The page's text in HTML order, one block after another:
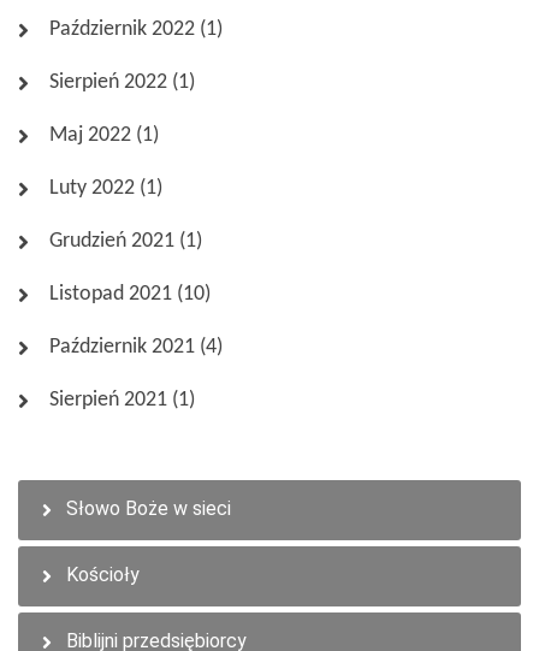
Październik 2022 (1)
Sierpień 2022 (1)
Maj 2022 (1)
Luty 2022 (1)
Grudzień 2021 (1)
Listopad 2021 (10)
Październik 2021 (4)
Sierpień 2021 (1)
Słowo Boże w sieci
Wszystkie wpisy
Galeria
Kościoły
Biblijni przedsiębiorcy